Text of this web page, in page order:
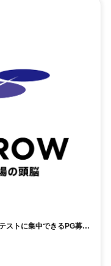
ストに集中できるPG募集